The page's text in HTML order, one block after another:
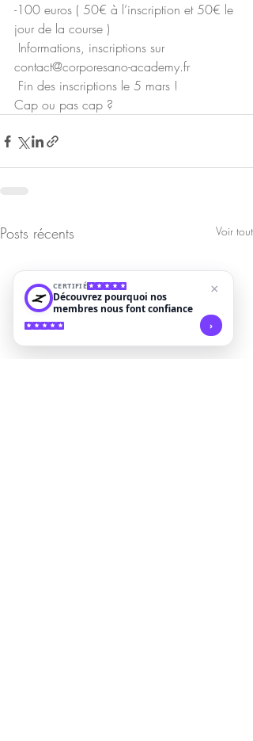
-100 euros ( 50€ à l’inscription et 50€ le
jour de la course )
Informations, inscriptions sur
contact@corporesano-academy.fr
Fin des inscriptions le 5 mars !
Cap ou pas cap ?
Posts récents Voir tout
CERTIFIÉ
Découvrez pourquoi nos
membres nous font confiance
×
›